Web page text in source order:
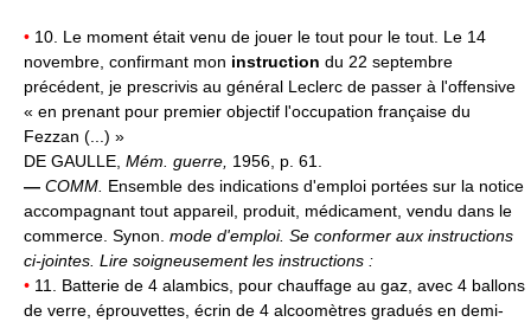
• 10. Le moment était venu de jouer le tout pour le tout. Le 14
novembre, confirmant mon instruction du 22 septembre
précédent, je prescrivis au général Leclerc de passer à l'offensive
« en prenant pour premier objectif l'occupation française du
Fezzan (...) »
DE GAULLE, Mém. guerre, 1956, p. 61.
— COMM. Ensemble des indications d'emploi portées sur la notice
accompagnant tout appareil, produit, médicament, vendu dans le
commerce. Synon. mode d'emploi. Se conformer aux instructions
ci-jointes. Lire soigneusement les instructions :
• 11. Batterie de 4 alambics, pour chauffage au gaz, avec 4 ballons
de verre, éprouvettes, écrin de 4 alcoomètres gradués en demi-